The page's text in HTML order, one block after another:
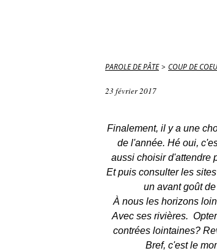
PAROLE DE PÂTE > COUP DE
23 février 2017
Finalement, il y a une
de l'année. Hé oui,
aussi choisir d'attendre
Et puis consulter les
un avant goût
À nous les horizons
Avec ses rivières.
contrées lointaines?
Bref, c'est le